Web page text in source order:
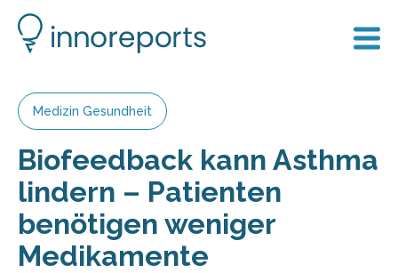
Medizin Gesundheit
Biofeedback kann Asthma
lindern – Patienten
benötigen weniger
Medikamente